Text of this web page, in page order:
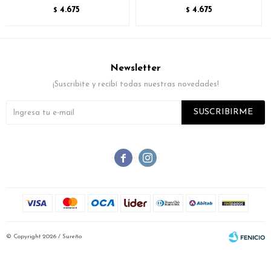
$ 4.675 $ 4.675
 
Newsletter
¡Suscribite y recibí todas nuestras novedades!
SUSCRIBIRME
© Copyright 2026 / Sureño